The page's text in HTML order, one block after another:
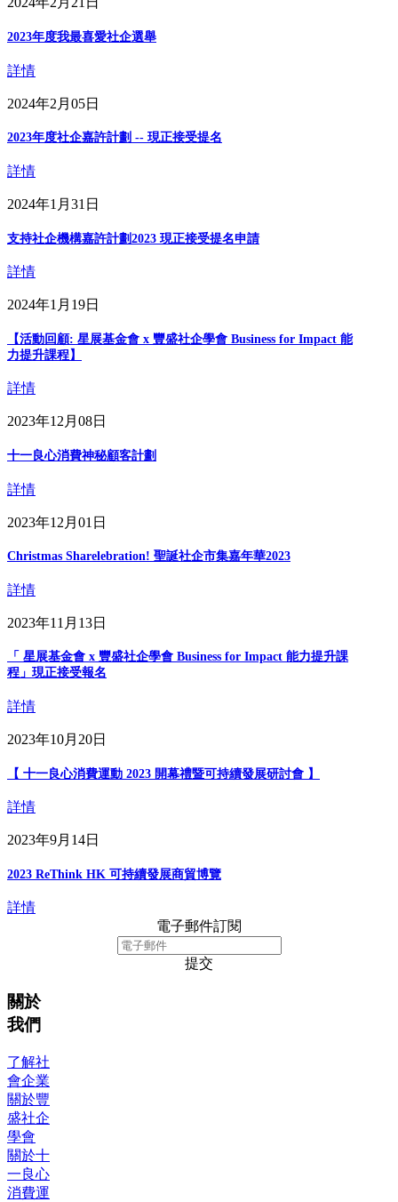
2023年度我最喜愛社企選舉
詳情
2024年2月05日
2023年度社企嘉許計劃 -- 現正接受提名
詳情
2024年1月31日
支持社企機構嘉許計劃2023 現正接受提名申請
詳情
2024年1月19日
【活動回顧: 星展基金會 x 豐盛社企學會 Business for Impact 能
力提升課程】
詳情
2023年12月08日
十一良心消費神秘顧客計劃
詳情
2023年12月01日
Christmas Sharelebration! 聖誕社企市集嘉年華2023
詳情
2023年11月13日
「 星展基金會 x 豐盛社企學會 Business for Impact 能力提升課
程」現正接受報名
詳情
2023年10月20日
【 十一良心消費運動 2023 開幕禮暨可持續發展研討會 】
詳情
2023年9月14日
2023 ReThink HK 可持續發展商貿博覽
詳情
電子郵件訂閱
提交
關於
我們
了解社
會企業
關於豐
盛社企
學會
關於十
一良心
消費運